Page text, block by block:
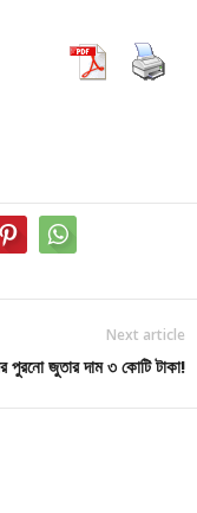
Next article
পুরনো জুতার দাম ৩ কোটি টাকা!